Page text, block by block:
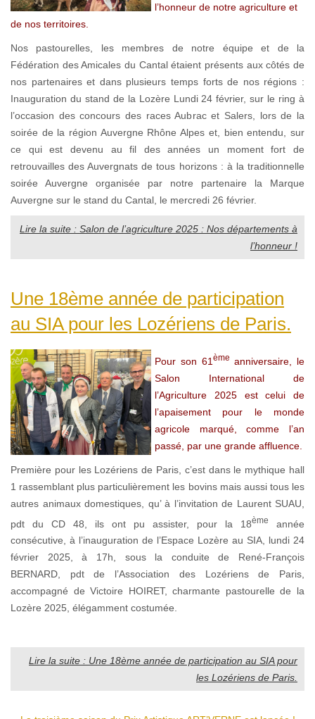
l’honneur de notre agriculture et
de nos territoires.
Nos pastourelles, les membres de notre équipe et de la
Fédération des Amicales du Cantal étaient présents aux côtés de
nos partenaires et dans plusieurs temps forts de nos régions :
Inauguration du stand de la Lozère Lundi 24 février, sur le ring à
l’occasion des concours des races Aubrac et Salers, lors de la
soirée de la région Auvergne Rhône Alpes et, bien entendu, sur
ce qui est devenu au fil des années un moment fort de
retrouvailles des Auvergnats de tous horizons : à la traditionnelle
soirée Auvergne organisée par notre partenaire la Marque
Auvergne sur le stand du Cantal, le mercredi 26 février.
Lire la suite : Salon de l’agriculture 2025 : Nos départements à
l’honneur !
Une 18ème année de participation
au SIA pour les Lozériens de Paris.
Pour son 61 ème anniversaire, le
Salon International de
l’Agriculture 2025 est celui de
l’apaisement pour le monde
agricole marqué, comme l’an
passé, par une grande affluence.
Première pour les Lozériens de Paris, c’est dans le mythique hall
1 rassemblant plus particulièrement les bovins mais aussi tous les
autres animaux domestiques, qu’ à l’invitation de Laurent SUAU,
pdt du CD 48, ils ont pu assister, pour la 18ème
année
consécutive, à l’inauguration de l’Espace Lozère au SIA, lundi 24
février 2025, à 17h, sous la conduite de René-François
BERNARD, pdt de l’Association des Lozériens de Paris,
accompagné de Victoire HOIRET, charmante pastourelle de la
Lozère 2025, élégamment costumée.
Lire la suite : Une 18ème année de participation au SIA pour
les Lozériens de Paris.